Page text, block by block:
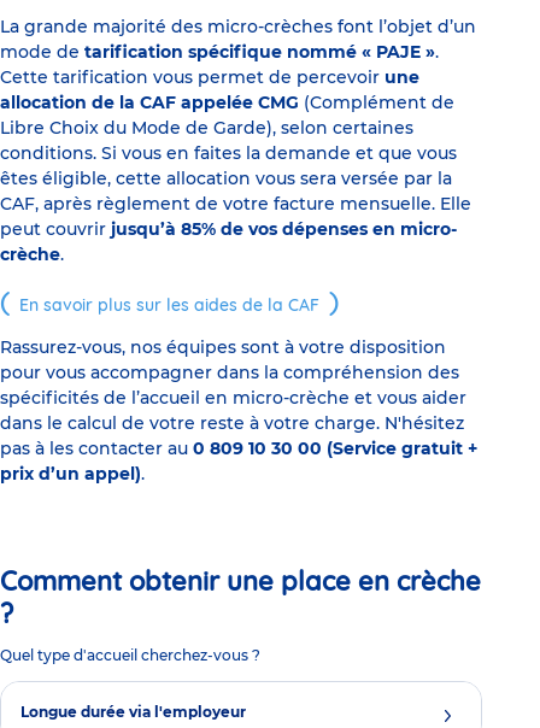
La grande majorité des micro-crèches font l’objet d’un
mode de tarification spécifique nommé « PAJE ».
Cette tarification vous permet de percevoir une
allocation de la CAF appelée CMG (Complément de
Libre Choix du Mode de Garde), selon certaines
conditions. Si vous en faites la demande et que vous
êtes éligible, cette allocation vous sera versée par la
CAF, après règlement de votre facture mensuelle. Elle
peut couvrir jusqu’à 85% de vos dépenses en micro-
crèche.
En savoir plus sur les aides de la CAF
Rassurez-vous, nos équipes sont à votre disposition
pour vous accompagner dans la compréhension des
spécificités de l’accueil en micro-crèche et vous aider
dans le calcul de votre reste à votre charge. N'hésitez
pas à les contacter au 0 809 10 30 00 (Service gratuit +
prix d’un appel).
Comment obtenir une place en crèche
?
Quel type d'accueil cherchez-vous ?
Longue durée via l'employeur